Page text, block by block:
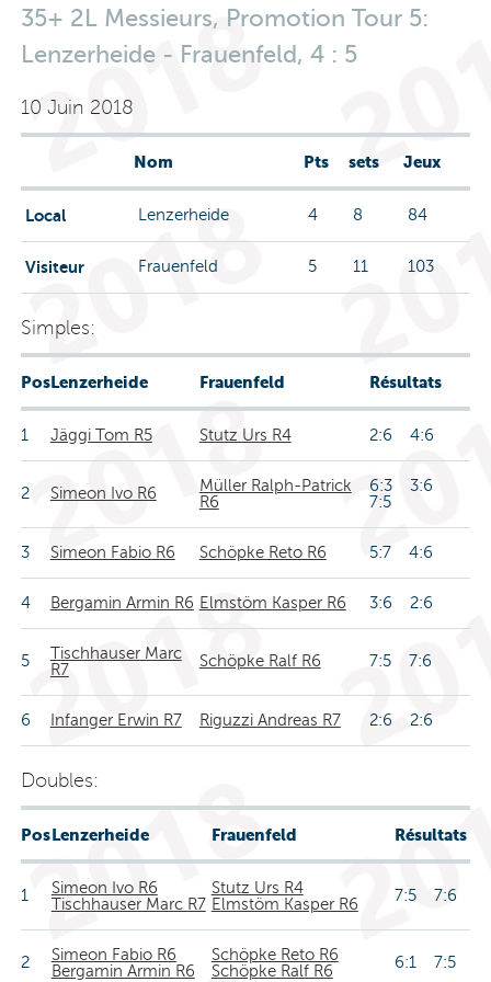
35+ 2L Messieurs, Promotion Tour 5:
Lenzerheide - Frauenfeld, 4 : 5
10 Juin 2018
Nom Pts sets Jeux
Local Lenzerheide 4 8 84
Visiteur Frauenfeld 5 11 103
Simples:
PosLenzerheide Frauenfeld Résultats
1 Jäggi Tom R5 Stutz Urs R4 2:6 4:6
2 Simeon Ivo R6
Müller Ralph-Patrick
R6
6:3 3:6
7:5
3 Simeon Fabio R6 Schöpke Reto R6 5:7 4:6
4 Bergamin Armin R6 Elmstöm Kasper R6 3:6 2:6
5
Tischhauser Marc
R7
Schöpke Ralf R6 7:5 7:6
6 Infanger Erwin R7 Riguzzi Andreas R7 2:6 2:6
Doubles:
PosLenzerheide Frauenfeld Résultats
1
Simeon Ivo R6
Tischhauser Marc R7
Stutz Urs R4
Elmstöm Kasper R6
7:5 7:6
2
Simeon Fabio R6
Bergamin Armin R6
Schöpke Reto R6
Schöpke Ralf R6
6:1 7:5